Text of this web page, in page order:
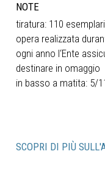
NOTE
tiratura: 110
opera realizzata
ogni anno l‘Ente
destinare in omaggio
in basso a matita: 5/
SCOPRI DI PIÙ